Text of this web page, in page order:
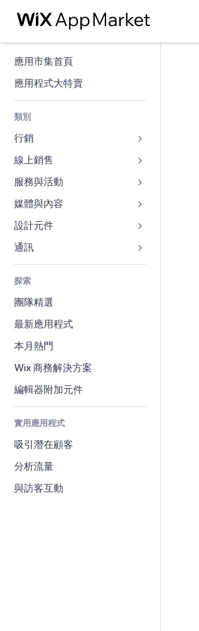
應用市集首頁
應用程式大特賣
類別
行銷
廣告
行動裝置
分析
社交
發佈網站
電子郵件
轉換率
線上銷售
商店應用程式
出貨與送貨
付款按鈕
網路課程
會計
優惠券與酬賓計劃
倉儲解決方案
廠商直送
食品及飲料
服務與活動
旅館
活動
餐廳
不動產
預訂
媒體與內容
圖庫
音樂
Podcast
相片
影片
PDF
檔案分享
新聞
內容服務
設計元件
地圖與導航
隱私與安全性
時鐘
網頁範本
圖片效果
按鈕與選單
橫幅與徽章
計算機
搜尋
天氣
圖表與表格
表單
部落格
投票
聊天
留言
電話
社群
評價與推薦
CRM
探索
團隊精選
最新應用程式
本月熱門
Wix 商務解決方案
編輯器附加元件
實用應用程式
吸引潛在顧客
分析流量
與訪客互動